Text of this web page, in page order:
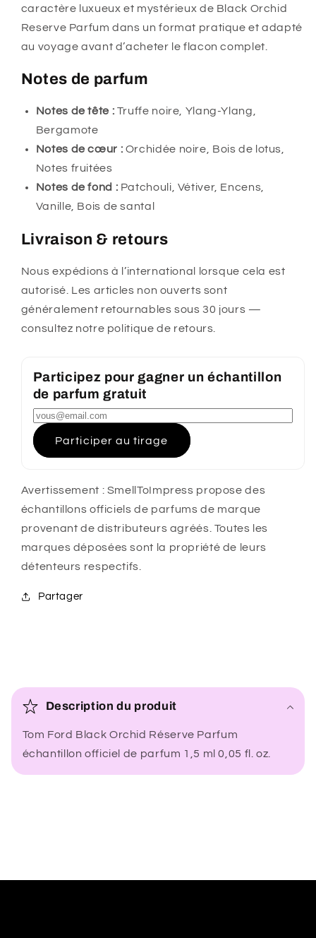
caractère luxueux et mystérieux de Black Orchid
Reserve Parfum dans un format pratique et adapté
au voyage avant d’acheter le flacon complet.
Notes de parfum
Notes de tête : Truffe noire, Ylang-Ylang,
Bergamote
Notes de cœur : Orchidée noire, Bois de lotus,
Notes fruitées
Notes de fond : Patchouli, Vétiver, Encens,
Vanille, Bois de santal
Livraison & retours
Nous expédions à l’international lorsque cela est
autorisé. Les articles non ouverts sont
généralement retournables sous 30 jours —
consultez notre politique de retours.
Participez pour gagner un échantillon
de parfum gratuit
Participer au tirage
Avertissement : SmellToImpress propose des
échantillons officiels de parfums de marque
provenant de distributeurs agréés. Toutes les
marques déposées sont la propriété de leurs
détenteurs respectifs.
Partager
o
n
u
Description du produit
Tom Ford Black Orchid Réserve Parfum
échantillon officiel de parfum 1,5 ml 0,05 fl. oz.